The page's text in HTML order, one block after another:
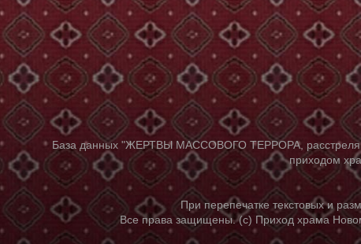
База данных "ЖЕРТВЫ МАССОВОГО ТЕРРОРА,
приходом
При перепечатке текстовых и
Все права защищены. (с) Приход храма